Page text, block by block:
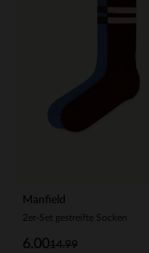
Manfield
2er-Set gestreifte Socken
14.99
6.00